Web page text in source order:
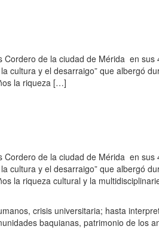
de la ciudad de Mérida en sus
cultura y el desarraigo” que albergó
la riqueza […]
de la ciudad de Mérida en sus
cultura y el desarraigo” que albergó
la riqueza cultural y la
crisis universitaria; hasta
baquianas, patrimonio de los